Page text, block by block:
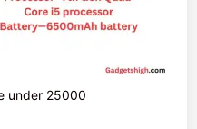
under 25000